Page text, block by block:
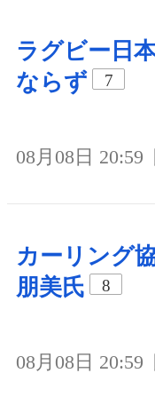
ラグビー日
ならず
7
08月08日 20:59
カーリング
朋美氏
8
08月08日 20:59